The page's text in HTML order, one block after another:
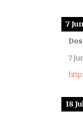
7
7
18